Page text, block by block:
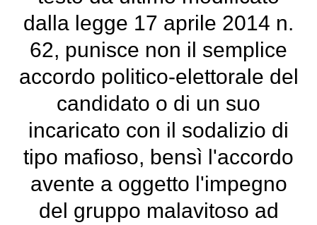
dalla legge 17 aprile 2014 n.
62, punisce non il semplice
accordo politico-elettorale del
candidato o di un suo
incaricato con il sodalizio di
tipo mafioso, bensì l'accordo
avente a oggetto l'impegno
del gruppo malavitoso ad